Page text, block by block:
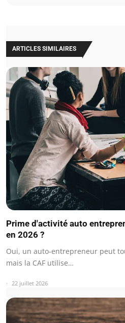
ARTICLES SIMILAIRES
Prime d'activité auto
en 2026 ?
Oui, un auto-entrepreneur peut
mais la CAF utilise…
22 juillet 2026